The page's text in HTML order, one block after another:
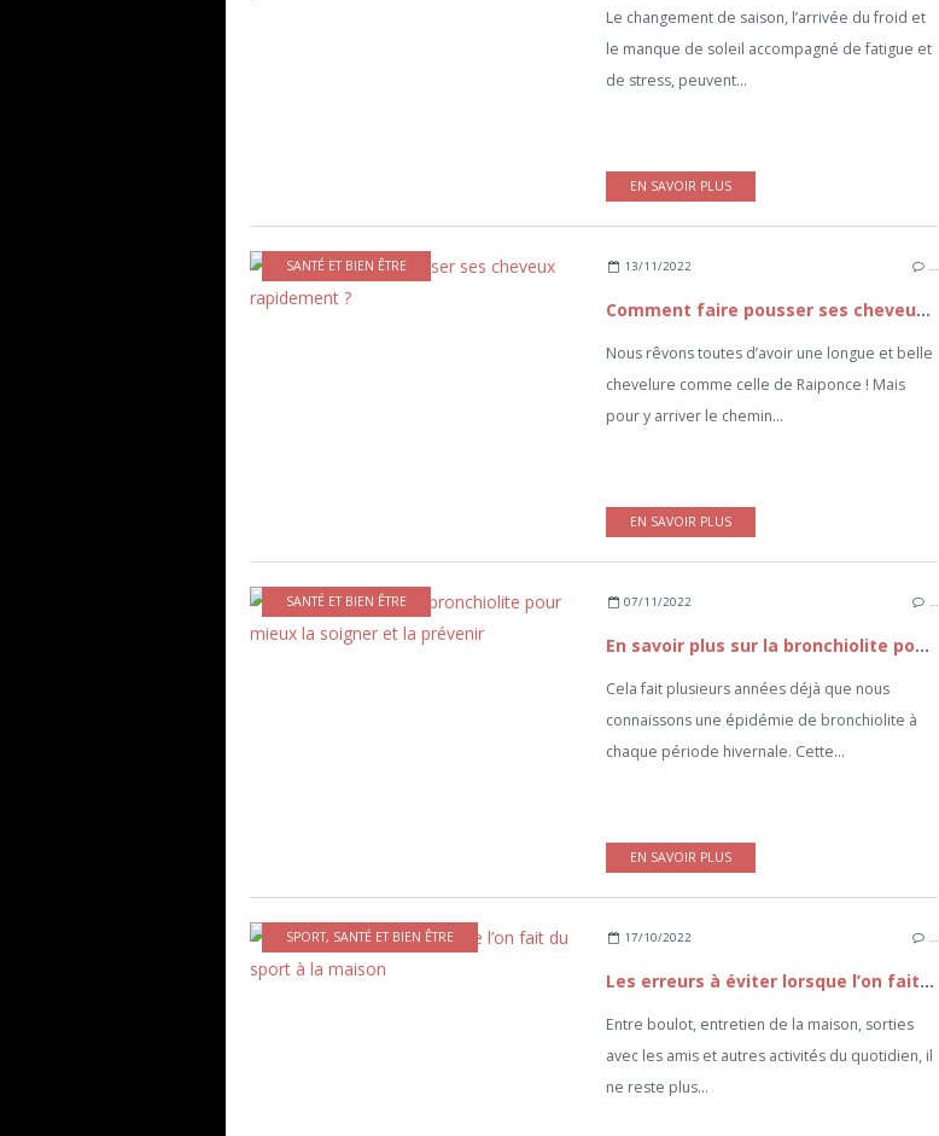
Le changement de saison, l’arrivée du froid et
le manque de soleil accompagné de fatigue et
de stress, peuvent...
EN SAVOIR PLUS
SANTÉ ET BIEN ÊTRE 13/11/2022 …
Comment faire pousser ses cheveux rapidement ?
Nous rêvons toutes d’avoir une longue et belle
chevelure comme celle de Raiponce ! Mais
pour y arriver le chemin...
EN SAVOIR PLUS
SANTÉ ET BIEN ÊTRE 07/11/2022 …
En savoir plus sur la bronchiolite pour mieux la soigner et la prévenir
Cela fait plusieurs années déjà que nous
connaissons une épidémie de bronchiolite à
chaque période hivernale. Cette...
EN SAVOIR PLUS
SPORT, SANTÉ ET BIEN ÊTRE 17/10/2022 …
Les erreurs à éviter lorsque l’on fait du sport à la maison
Entre boulot, entretien de la maison, sorties
avec les amis et autres activités du quotidien, il
ne reste plus...